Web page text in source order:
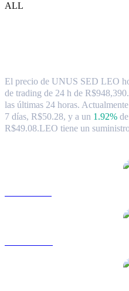
ALL
El precio de UNUS SED LEO
de trading de 24 h de
las últimas 24 horas.
7 días, R$50.28, y a un 1.92%
R$49.08.LEO tiene un